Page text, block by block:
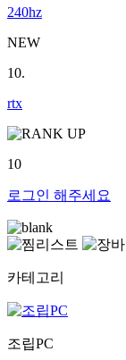
240hz
NEW
10.
rtx
10
로그인 해주세요
카테고리
조립PC